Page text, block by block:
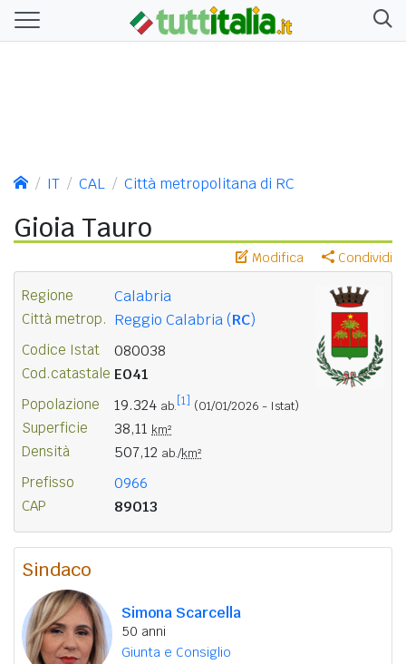
IT CAL Città metropolitana di RC
Gioia Tauro
Modifica Condividi
Regione Calabria
Città metrop. Reggio Calabria (RC)
Codice Istat 080038
Cod.catastale E041
Popolazione 19.324 ab. [1] (01/01/2026 - Istat)
Superficie 38,11 km²
Densità 507,12 ab./km²
Prefisso 0966
CAP 89013
Sindaco
Simona Scarcella
50 anni
Giunta e Consiglio